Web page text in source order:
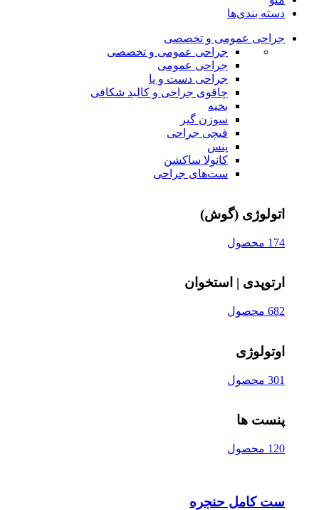
دسته بندی‌ها
جراحی عمومی و تخصصی
جراحی عمومی و تخصصی
جراحی عمومی
جراحی دست و پا
چاقوی جراحی و کالبد شکافی
بخیه
سوزن‌ گیر
قیچی‌ جراحی
پنس
کانولا ساکشن
ست‌های جراحی
اتولوژی (گوش)
174 محصول
ارتوپدی | استخوان
682 محصول
اوتولوژی
301 محصول
پنست ها
120 محصول
ست کامل حنجره